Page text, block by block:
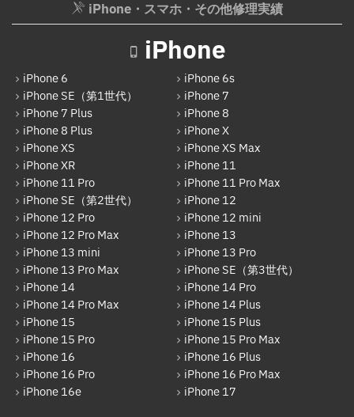
AppleWatchフロントパネル交換修理
Xperia
Galaxy
OPPO
HUAWEI
arrows
Xiaomi
Motolora
その他Android
iPad
iPad Pro 12.9インチ（第6世代）
iPad Air（第1世代）
iPad mini（第2世代）
iPhone・スマホ・その他修理実績
iPhone
iPhone 6
iPhone 6s
iPhone SE（第1世代）
iPhone 7
iPhone 7 Plus
iPhone 8
iPhone 8 Plus
iPhone X
iPhone XS
iPhone XS Max
iPhone XR
iPhone 11
iPhone 11 Pro
iPhone 11 Pro Max
iPhone SE（第2世代）
iPhone 12
iPhone 12 Pro
iPhone 12 mini
iPhone 12 Pro Max
iPhone 13
iPhone 13 mini
iPhone 13 Pro
iPhone 13 Pro Max
iPhone SE（第3世代）
iPhone 14
iPhone 14 Pro
iPhone 14 Pro Max
iPhone 14 Plus
iPhone 15
iPhone 15 Plus
iPhone 15 Pro
iPhone 15 Pro Max
iPhone 16
iPhone 16 Plus
iPhone 16 Pro
iPhone 16 Pro Max
iPhone 16e
iPhone 17